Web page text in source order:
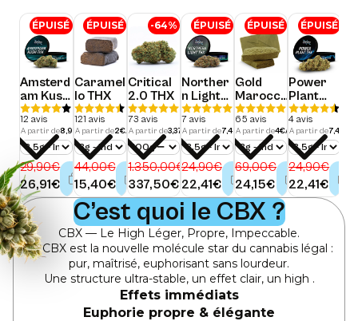
Amsterdam Kush THX - Calibox
ÉPUISÉ
Amsterd
am Kush
THX -
Calibox
12 avis
A partir de8,97€/g
Quantite
Prix régulier
29,90€
Prix promotionnel
26,91€
Caramello THX
ÉPUISÉ
Caramel
lo THX
121 avis
A partir de2€/g
Quantite
Prix régulier
44,00€
Prix promotionnel
15,40€
Critical 2.0 THX
-64%
Critical
2.0 THX
73 avis
A partir de3,37€/g
Quantite
Prix régulier
1.350,00€
Prix promotionnel
337,50€
Northern Light THX - Calibox
ÉPUISÉ
Norther
n Light
THX -
Calibox
7 avis
A partir de7,47€/g
Quantite
Prix régulier
24,90€
Prix promotionnel
22,41€
Gold Maroccan THX
ÉPUISÉ
Gold
Marocc
an THX
65 avis
A partir de4€/g
Quantite
Prix régulier
69,00€
Prix promotionnel
24,15€
Power Plant
ÉPUISÉ
Power
Plant
THX -
Calibox
4 avis
A partir de7,47€/
Quantite
Prix régulier
24,90€
Prix
22,41€
C’est quoi le CBX ?
CBX — Le High Léger, Propre, Impeccable.
Le CBX est la nouvelle molécule star du cannabis légal :
pur, maîtrisé, euphorisant sans lourdeur.
Une structure ultra-stable, un effet clair, un high .
Effets immédiats
Euphorie propre & élégante